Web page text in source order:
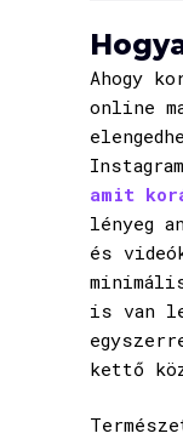
Ahogy
online
amit
lényeg
és
is van
kettő